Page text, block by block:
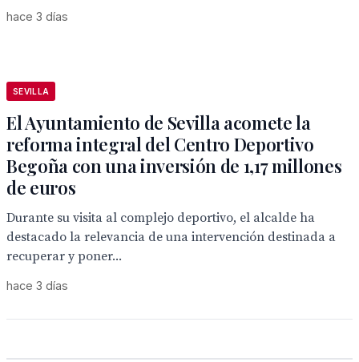
hace 3 días
SEVILLA
El Ayuntamiento de Sevilla acomete la
reforma integral del Centro Deportivo
Begoña con una inversión de 1,17 millones
de euros
Durante su visita al complejo deportivo, el alcalde ha
destacado la relevancia de una intervención destinada a
recuperar y poner...
hace 3 días